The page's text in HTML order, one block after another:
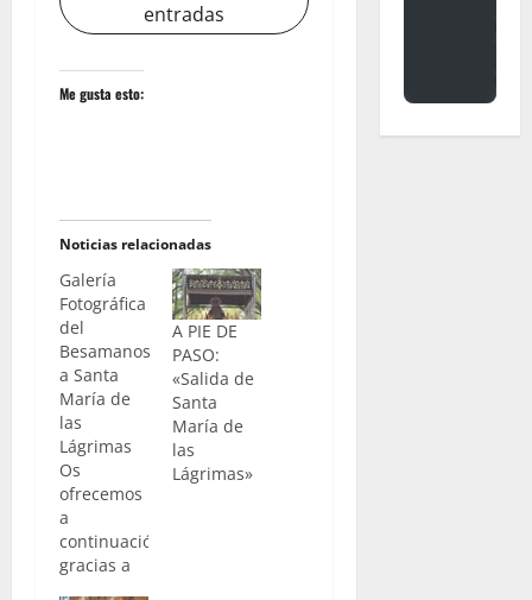
entradas
Me gusta esto:
Noticias relacionadas
Galería
Fotográfica
del
Besamanos
a Santa
María de
las
Lágrimas
Os
ofrecemos
a
continuación,
gracias a
A PIE DE
PASO:
«Salida de
Santa
María de
las
Lágrimas»